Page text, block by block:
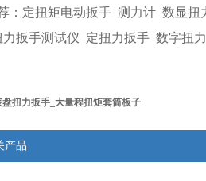
： 定扭矩电动扳手 测力计 数显扭
力扳手测试仪 定扭力扳手 数字扭
盘扭力扳手_大量程扭矩套筒板子
产品